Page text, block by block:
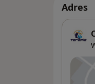
Adres